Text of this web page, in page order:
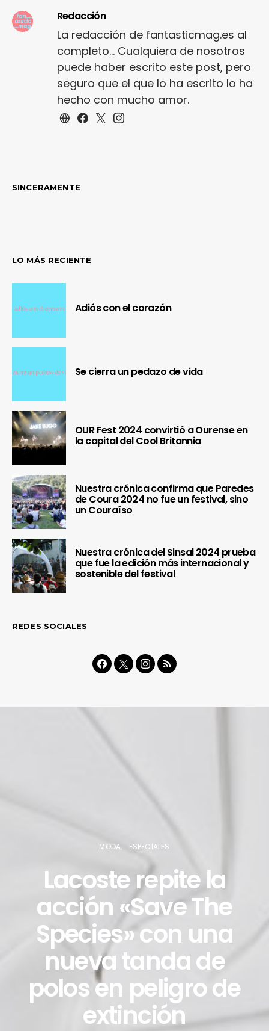
Redacción
La redacción de fantasticmag.es al
completo... Cualquiera de nosotros
puede haber escrito este post, pero
seguro que el que lo ha escrito lo ha
hecho con mucho amor.
SINCERAMENTE
LO MÁS RECIENTE
Adiós con el corazón
Se cierra un pedazo de vida
OUR Fest 2024 convirtió a Ourense en
la capital del Cool Britannia
Nuestra crónica confirma que Paredes
de Coura 2024 no fue un festival, sino
un Couraíso
Nuestra crónica del Sinsal 2024 prueba
que fue la edición más internacional y
sostenible del festival
REDES SOCIALES
MODA ESPECIALES
Lacoste repite la
acción «Save The
Species» con una
nueva tanda de
polos en peligro de
extinción